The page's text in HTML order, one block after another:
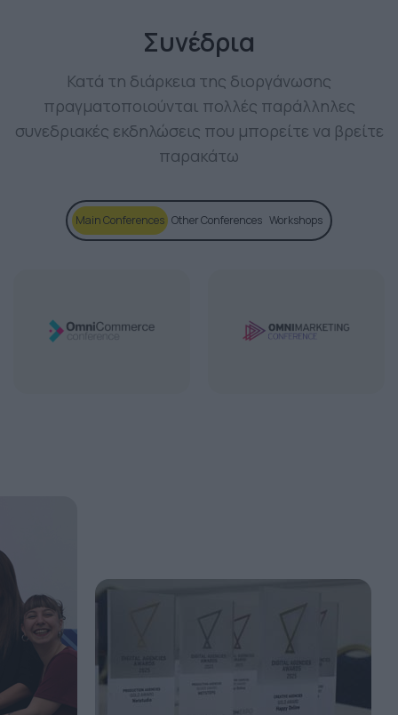
Συνέδρια
Κατά τη διάρκεια της διοργάνωσης
πραγματοποιούνται πολλές παράλληλες
συνεδριακές εκδηλώσεις που μπορείτε να βρείτε
παρακάτω
Main Conferences Other Conferences Workshops